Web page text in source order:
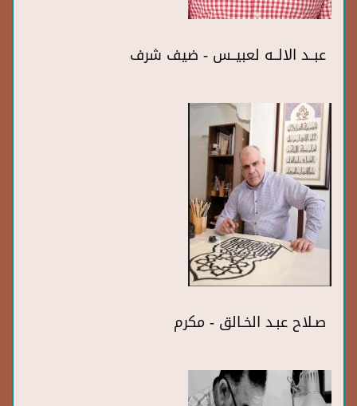
عبــد الالــه لعبيــس - ضيف شرف
صـلاح عبـد الخـالق - مكرم